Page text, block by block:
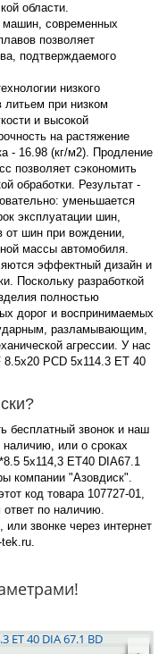
области.
машин, современных
позволяет
подтверждаемого
низкого
литьем при низком
и высокой
на растяжение
- 16.98 (кг/м2). Продление
позволяет сэкономить
обработки. Результат -
уменьшается
эксплуатации шин,
от шин при вождении,
массы автомобиля.
эффектный дизайн и
Поскольку разработкой
полностью
дорог и воспринимаемых
разламывающим,
агрессии. У нас
PCD 5x114.3 ET 40
бесплатный звонок и наш
наличию, или о сроках
5x114,3 ET40 DIA67.1
компании "Азовдиск".
код товара 107727-01,
ответ по наличию.
звонке через интернет